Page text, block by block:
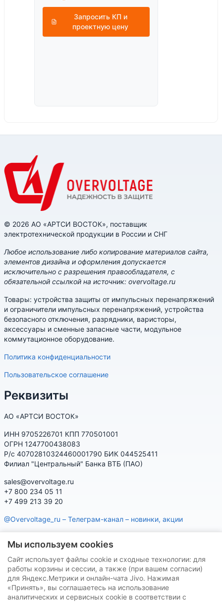
Запросить КП и
проектную цену
© 2026 АО «АРТСИ ВОСТОК», поставщик
электротехнической продукции в России и СНГ
Любое использование либо копирование материалов сайта,
элементов дизайна и оформления допускается
исключительно с разрешения правообладателя, с
обязательной ссылкой на источник: overvoltage.ru
Товары: устройства защиты от импульсных перенапряжений
и ограничители импульсных перенапряжений, устройства
безопасного отключения, разрядники, варисторы,
аксессуары и сменные запасные части, модульное
коммутационное оборудование.
Политика конфиденциальности
Пользовательское соглашение
Реквизиты
АО «АРТСИ ВОСТОК»
ИНН 9705226701 КПП 770501001
ОГРН 1247700438083
Р/с 40702810324460001790 БИК 044525411
Филиал "Центральный" Банка ВТБ (ПАО)
sales@overvoltage.ru
+7 800 234 05 11
+7 499 213 39 20
@Overvoltage_ru – Телеграм-канал – новинки, акции
характеристики, наличие, подбор
Нашу продукцию Вы можете приобрести на маркетплейсах
Мы используем cookies
Сайт использует файлы cookie и сходные технологии: для
работы корзины и сессии, а также (при вашем согласии)
для Яндекс.Метрики и онлайн-чата Jivo. Нажимая
«Принять», вы соглашаетесь на использование
аналитических и сервисных cookie в соответствии с